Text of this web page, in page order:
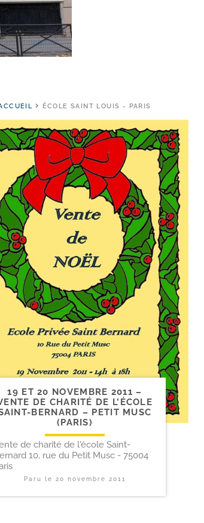
ÉCOLE SAINT LOUIS - PARIS
19 ET 20 NOVEMBRE 2011 –
DE CHARITÉ DE L’ÉCOLE
​BERNARD – PETIT MUSC
(PARIS)
de charité de l'école Saint-
10, rue du Petit Musc - 75004
Paru le 20 novembre 2011